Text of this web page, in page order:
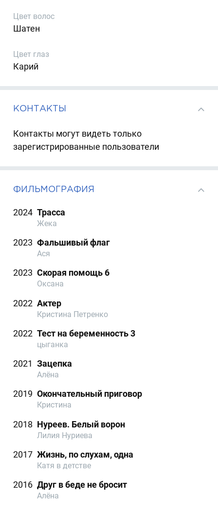
Цвет волос
Шатен
Цвет глаз
Карий
КОНТАКТЫ
Контакты могут видеть только
зарегистрированные пользователи
ФИЛЬМОГРАФИЯ
2024 Трасса
Жека
2023 Фальшивый флаг
Ася
2023 Скорая помощь 6
Оксана
2022 Актер
Кристина Петренко
2022 Тест на беременность 3
цыганка
2021 Зацепка
Алёна
2019 Окончательный приговор
Кристина
2018 Нуреев. Белый ворон
Лилия Нуриева
2017 Жизнь, по слухам, одна
Катя в детстве
2016 Друг в беде не бросит
Алёна